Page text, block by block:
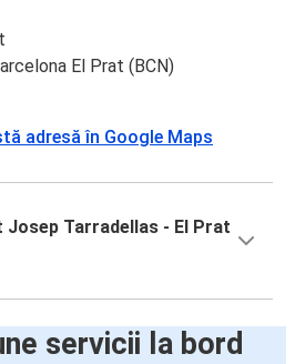
El Prat (BCN)
adresă în Google Maps
Tarradellas - El Prat
servicii la bord